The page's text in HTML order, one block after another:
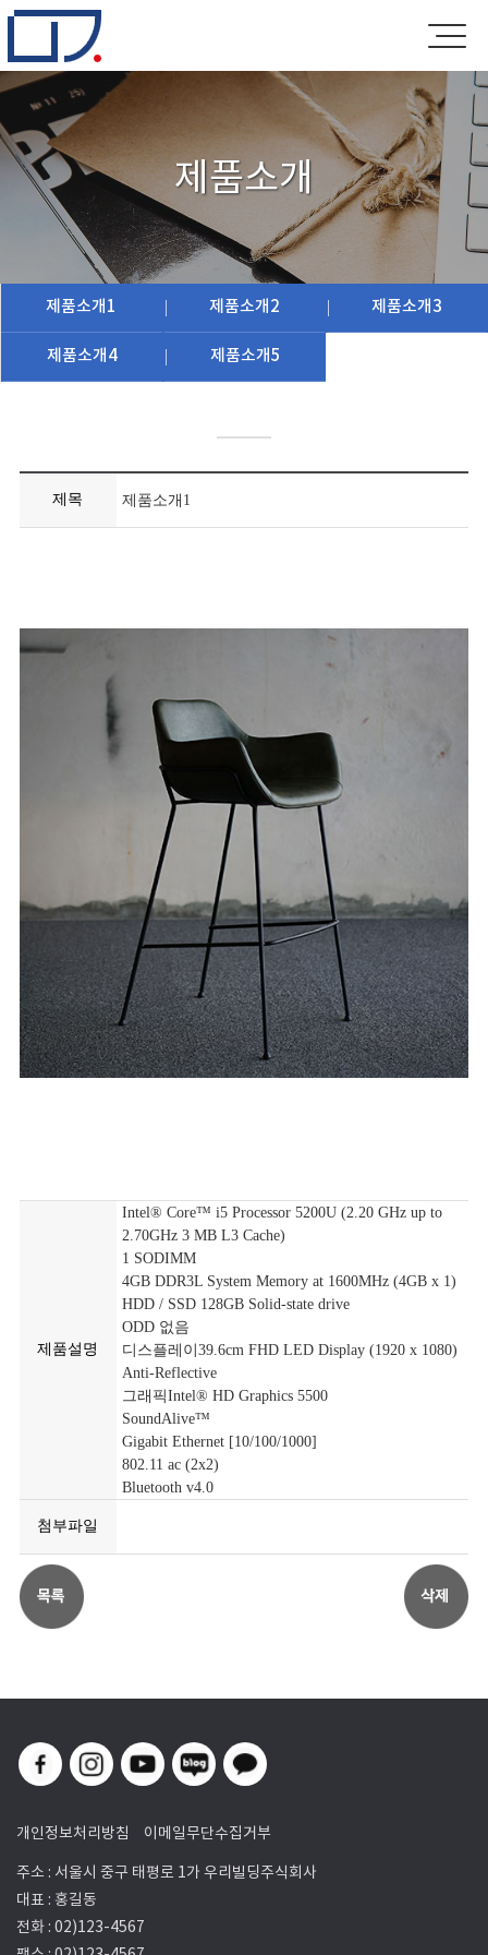
제품소개
제품소개1 제품소개2 제품소개3
제품소개4 제품소개5
제목 제품소개1
제품설명
Intel® Core™ i5 Processor 5200U (2.20 GHz up to
2.70GHz 3 MB L3 Cache)
1 SODIMM
4GB DDR3L System Memory at 1600MHz (4GB x 1)
HDD / SSD 128GB Solid-state drive
ODD 없음
디스플레이39.6cm FHD LED Display (1920 x 1080)
Anti-Reflective
그래픽Intel® HD Graphics 5500
SoundAlive™
Gigabit Ethernet [10/100/1000]
802.11 ac (2x2)
Bluetooth v4.0
첨부파일
개인정보처리방침
이메일무단수집거부
주소 : 서울시 중구 태평로 1가 우리빌딩주식회사
대표 : 홍길동
전화 : 02)123-4567